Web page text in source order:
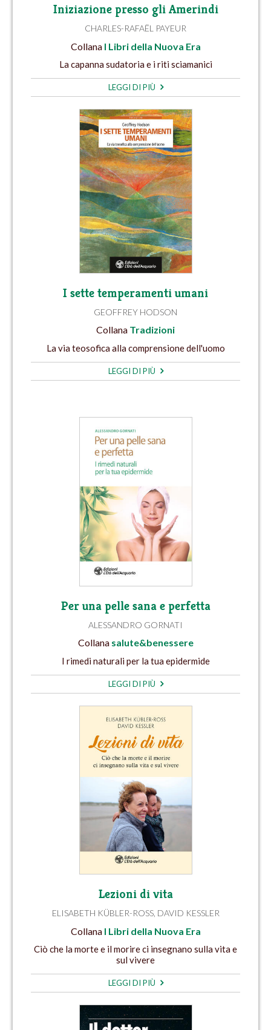
Iniziazione presso gli Amerindi
CHARLES-RAFAËL PAYEUR
Collana I Libri della Nuova Era
La capanna sudatoria e i riti sciamanici
LEGGI DI PIÙ
I sette temperamenti umani
GEOFFREY HODSON
Collana Tradizioni
La via teosofica alla comprensione dell'uomo
LEGGI DI PIÙ
Per una pelle sana e perfetta
ALESSANDRO GORNATI
Collana salute&benessere
I rimedi naturali per la tua epidermide
LEGGI DI PIÙ
Lezioni di vita
ELISABETH KÜBLER-ROSS, DAVID KESSLER
Collana I Libri della Nuova Era
Ciò che la morte e il morire ci insegnano sulla vita e
sul vivere
LEGGI DI PIÙ